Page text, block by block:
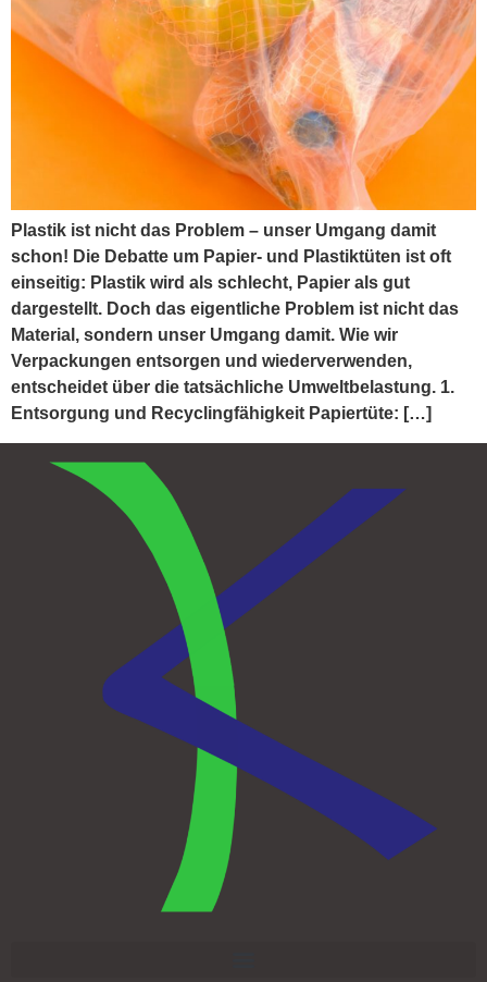
Plastik ist nicht das Problem – unser Umgang damit
schon! Die Debatte um Papier- und Plastiktüten ist oft
einseitig: Plastik wird als schlecht, Papier als gut
dargestellt. Doch das eigentliche Problem ist nicht das
Material, sondern unser Umgang damit. Wie wir
Verpackungen entsorgen und wiederverwenden,
entscheidet über die tatsächliche Umweltbelastung. 1.
Entsorgung und Recyclingfähigkeit Papiertüte: […]